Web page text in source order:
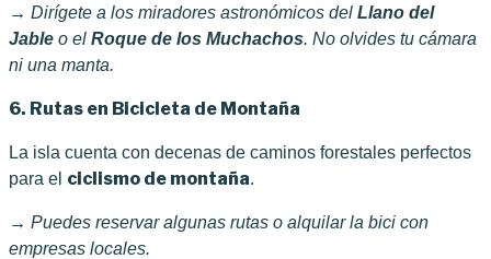
→ Dirígete a los miradores astronómicos del Llano del
Jable o el Roque de los Muchachos. No olvides tu cámara
ni una manta.
6. Rutas en Bicicleta de Montaña
La isla cuenta con decenas de caminos forestales perfectos
para el ciclismo de montaña.
→ Puedes reservar algunas rutas o alquilar la bici con
empresas locales.